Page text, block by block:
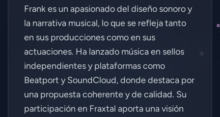
Frank es un apasionado del diseño sonoro y
la narrativa musical, lo que se refleja tanto
en sus producciones como en sus
actuaciones. Ha lanzado música en sellos
independientes y plataformas como
Beatport y SoundCloud, donde destaca por
una propuesta coherente y de calidad. Su
participación en Fraxtal aporta una visión
Iniciar Sesión
Crear Cuenta Gratis